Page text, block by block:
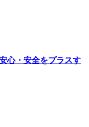
心・安全をプラスす